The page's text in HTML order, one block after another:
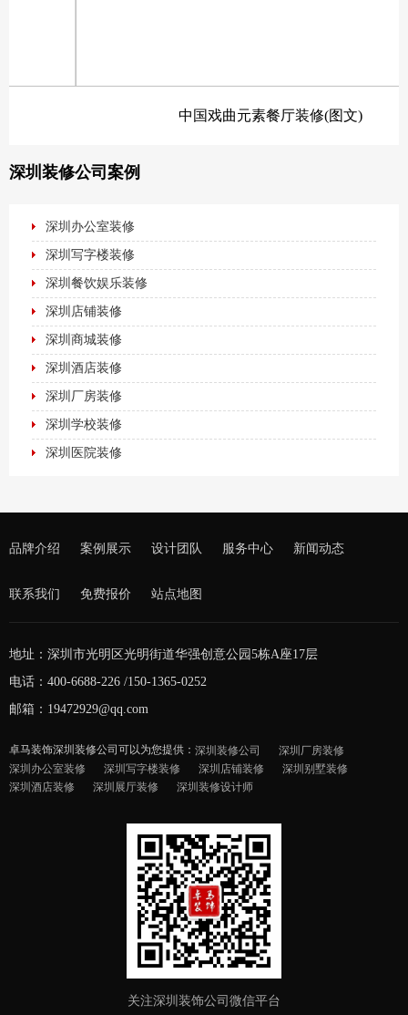
中国戏曲元素餐厅装修(图文)
深圳装修公司案例
深圳办公室装修
深圳写字楼装修
深圳餐饮娱乐装修
深圳店铺装修
深圳商城装修
深圳酒店装修
深圳厂房装修
深圳学校装修
深圳医院装修
品牌介绍 案例展示 设计团队 服务中心 新闻动态
联系我们 免费报价 站点地图
地址：深圳市光明区光明街道华强创意公园5栋A座17层
电话：400-6688-226 /150-1365-0252
邮箱：19472929@qq.com
卓马装饰深圳装修公司可以为您提供： 深圳装修公司
深圳厂房装修
深圳办公室装修
深圳写字楼装修 深圳店铺装修
深圳别墅装修
深圳酒店装修
深圳展厅装修 深圳装修设计师
关注深圳装饰公司微信平台